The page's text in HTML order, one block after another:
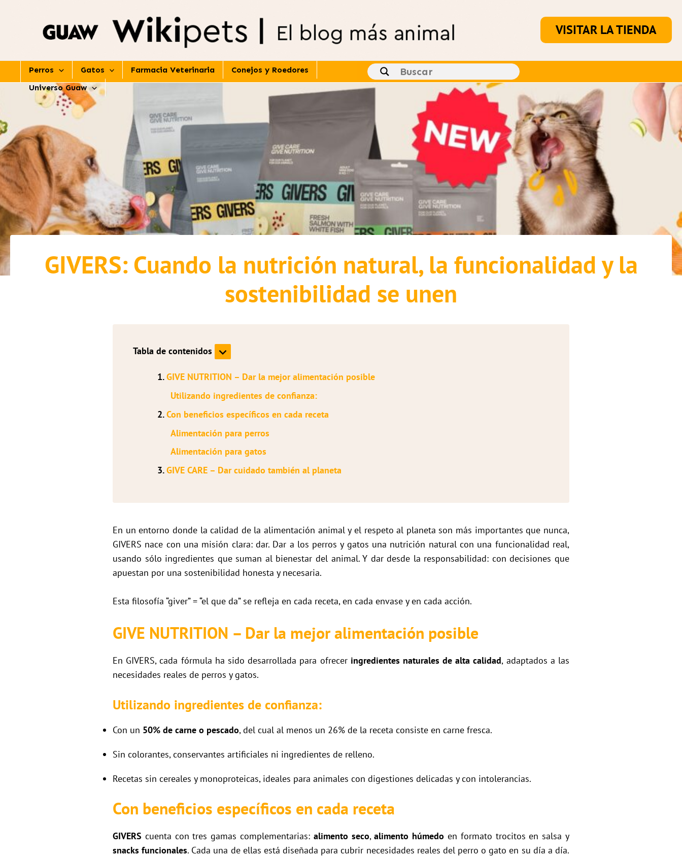
VISITAR LA TIENDA
Perros Gatos Farmacia Veterinaria
Conejos y Roedores
Universo Guaw
GIVERS: Cuando la nutrición natural, la funcionalidad y la
sostenibilidad se unen
Tabla de contenidos
1.GIVE NUTRITION – Dar la mejor alimentación posible
Utilizando ingredientes de confianza:
2.Con beneficios específicos en cada receta
Alimentación para perros
Alimentación para gatos
3.GIVE CARE – Dar cuidado también al planeta
En un entorno donde la calidad de la alimentación animal y el respeto al planeta son más importantes que nunca,
GIVERS nace con una misión clara: dar. Dar a los perros y gatos una nutrición natural con una funcionalidad real,
usando sólo ingredientes que suman al bienestar del animal. Y dar desde la responsabilidad: con decisiones que
apuestan por una sostenibilidad honesta y necesaria.
Esta filosofía “giver” = “el que da” se refleja en cada receta, en cada envase y en cada acción.
GIVE NUTRITION – Dar la mejor alimentación posible
En GIVERS, cada fórmula ha sido desarrollada para ofrecer ingredientes naturales de alta calidad, adaptados a las
necesidades reales de perros y gatos.
Utilizando ingredientes de confianza:
Con un 50% de carne o pescado, del cual al menos un 26% de la receta consiste en carne fresca.
Sin colorantes, conservantes artificiales ni ingredientes de relleno.
Recetas sin cereales y monoproteicas, ideales para animales con digestiones delicadas y con intolerancias.
Con beneficios específicos en cada receta
GIVERS cuenta con tres gamas complementarias: alimento seco,alimento húmedo en formato trocitos en salsa y
snacks funcionales. Cada una de ellas está diseñada para cubrir necesidades reales del perro o gato en su día a día.